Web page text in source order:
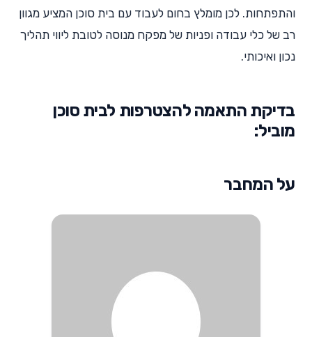
והתפתחות. לכן מומלץ בחום לעבוד עם בית סוכן המציע מגוון
רב של כלי עבודה ופניות של מפקח מנוסה לטובת ליווי תהליך
נכון ואיכותי.
בדיקת התאמה להצטרפות לבית סוכן
מוביל:
על המחבר